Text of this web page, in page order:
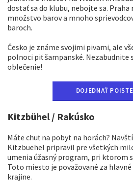
dostať sa do klubu, nebojte sa. Praha
množstvo barov a mnoho
baroch.
Česko je známe svojimi pivami, ale
polnoci piť šampanské. Nezabudnite
oblečenie!
DOJEDNAŤ
Kitzbühel / Rakúsko
Máte chuť na pobyt na horách?
Kitzbuehel pripravil pre všetkých
umenia úžasný program, pri ktorom
Toto miesto je považované za
krajine.